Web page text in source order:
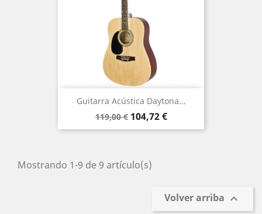
Guitarra Acústica Daytona...
Precio
base
119,00 € Precio
104,72 €
Mostrando 1-9 de 9 artículo(s)
Volver arriba 